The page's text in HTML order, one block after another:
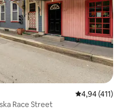
4,94 av 5 i
4,94 (411)
Race Street